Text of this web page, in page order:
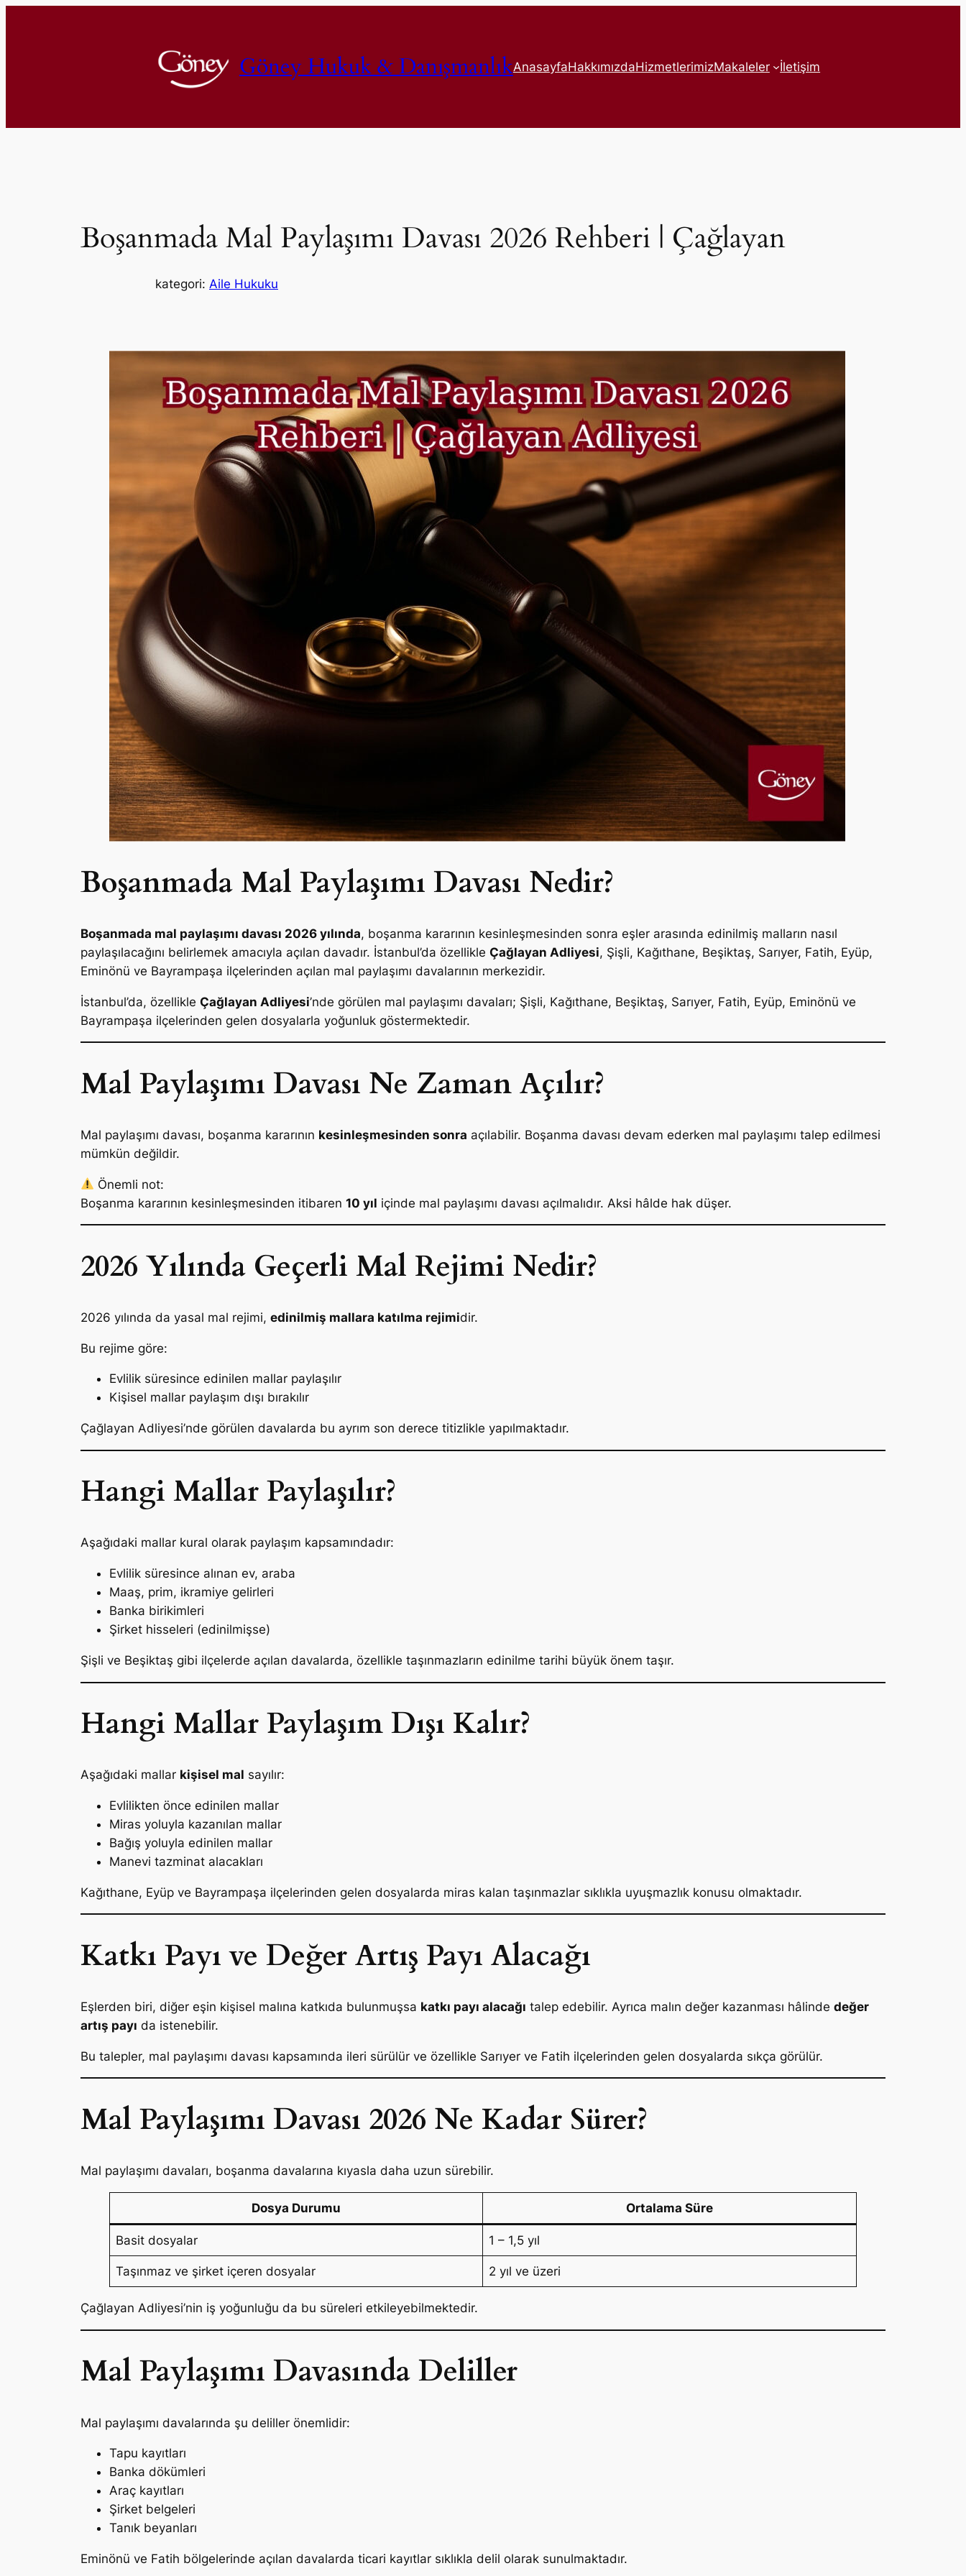
Göney Hukuk & DanışmanlıkAnasayfaHakkımızdaHizmetlerimizMakaleler İletişim
Boşanmada Mal Paylaşımı Davası 2026 Rehberi | Çağlayan
kategori: Aile Hukuku
Boşanmada Mal Paylaşımı Davası Nedir?
Boşanmada mal paylaşımı davası 2026 yılında, boşanma kararının kesinleşmesinden sonra eşler arasında edinilmiş malların nasıl
paylaşılacağını belirlemek amacıyla açılan davadır. İstanbul’da özellikle Çağlayan Adliyesi, Şişli, Kağıthane, Beşiktaş, Sarıyer, Fatih, Eyüp,
Eminönü ve Bayrampaşa ilçelerinden açılan mal paylaşımı davalarının merkezidir.
İstanbul’da, özellikle Çağlayan Adliyesi’nde görülen mal paylaşımı davaları; Şişli, Kağıthane, Beşiktaş, Sarıyer, Fatih, Eyüp, Eminönü ve
Bayrampaşa ilçelerinden gelen dosyalarla yoğunluk göstermektedir.
Mal Paylaşımı Davası Ne Zaman Açılır?
Mal paylaşımı davası, boşanma kararının kesinleşmesinden sonra açılabilir. Boşanma davası devam ederken mal paylaşımı talep edilmesi
mümkün değildir.
Önemli not:
Boşanma kararının kesinleşmesinden itibaren 10 yıl içinde mal paylaşımı davası açılmalıdır. Aksi hâlde hak düşer.
2026 Yılında Geçerli Mal Rejimi Nedir?
2026 yılında da yasal mal rejimi, edinilmiş mallara katılma rejimidir.
Bu rejime göre:
Evlilik süresince edinilen mallar paylaşılır
Kişisel mallar paylaşım dışı bırakılır
Çağlayan Adliyesi’nde görülen davalarda bu ayrım son derece titizlikle yapılmaktadır.
Hangi Mallar Paylaşılır?
Aşağıdaki mallar kural olarak paylaşım kapsamındadır:
Evlilik süresince alınan ev, araba
Maaş, prim, ikramiye gelirleri
Banka birikimleri
Şirket hisseleri (edinilmişse)
Şişli ve Beşiktaş gibi ilçelerde açılan davalarda, özellikle taşınmazların edinilme tarihi büyük önem taşır.
Hangi Mallar Paylaşım Dışı Kalır?
Aşağıdaki mallar kişisel mal sayılır:
Evlilikten önce edinilen mallar
Miras yoluyla kazanılan mallar
Bağış yoluyla edinilen mallar
Manevi tazminat alacakları
Kağıthane, Eyüp ve Bayrampaşa ilçelerinden gelen dosyalarda miras kalan taşınmazlar sıklıkla uyuşmazlık konusu olmaktadır.
Katkı Payı ve Değer Artış Payı Alacağı
Eşlerden biri, diğer eşin kişisel malına katkıda bulunmuşsa katkı payı alacağı talep edebilir. Ayrıca malın değer kazanması hâlinde değer
artış payı da istenebilir.
Bu talepler, mal paylaşımı davası kapsamında ileri sürülür ve özellikle Sarıyer ve Fatih ilçelerinden gelen dosyalarda sıkça görülür.
Mal Paylaşımı Davası 2026 Ne Kadar Sürer?
Mal paylaşımı davaları, boşanma davalarına kıyasla daha uzun sürebilir.
Dosya Durumu Ortalama Süre
Basit dosyalar 1 – 1,5 yıl
Taşınmaz ve şirket içeren dosyalar 2 yıl ve üzeri
Çağlayan Adliyesi’nin iş yoğunluğu da bu süreleri etkileyebilmektedir.
Mal Paylaşımı Davasında Deliller
Mal paylaşımı davalarında şu deliller önemlidir:
Tapu kayıtları
Banka dökümleri
Araç kayıtları
Şirket belgeleri
Tanık beyanları
Eminönü ve Fatih bölgelerinde açılan davalarda ticari kayıtlar sıklıkla delil olarak sunulmaktadır.